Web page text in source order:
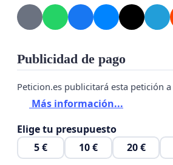
Publicidad de pago
Peticion.es publicitará esta petición a
Más información...
Elige tu presupuesto
5 €
10 € 20 €